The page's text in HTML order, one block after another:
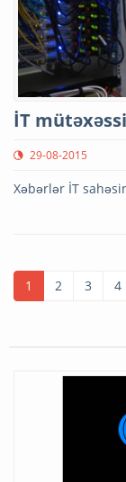
İT
29-08-2015
Xəbərlər İT
1 2 3 4